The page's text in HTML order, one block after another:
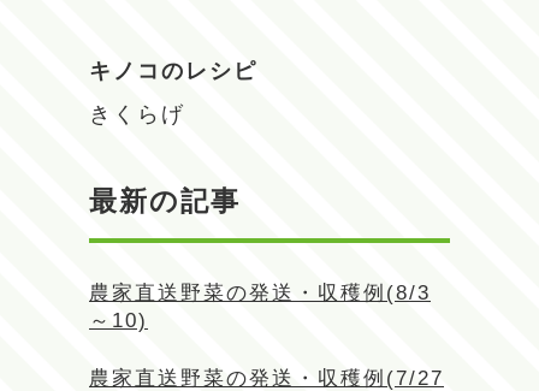
キノコのレシピ
きくらげ
最新の記事
農家直送野菜の発送・収穫例(8/3
～10)
農家直送野菜の発送・収穫例(7/27